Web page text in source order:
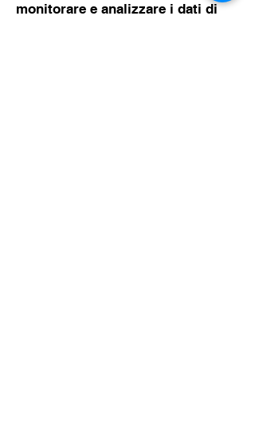
monitorare e analizzare i dati di